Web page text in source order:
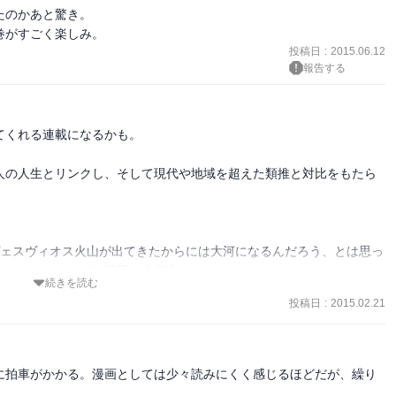
かあと驚き。
すごく楽しみ。
投稿日 : 2015.06.12
報告する
れる連載になるかも。
人生とリンクし、そして現代や地域を超えた類推と対比をもたら
スヴィオス火山が出てきたからには大河になるんだろう、とは思っ
ようと思った人がかつていただろうか？なんか、すごく貴重なも
続きを読む
投稿日 : 2015.02.21
車がかかる。漫画としては少々読みにくく感じるほどだが、繰り